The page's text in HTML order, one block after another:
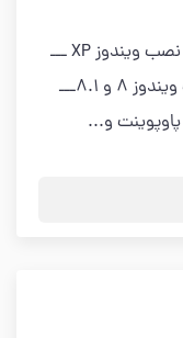
ـــ آموزش مقدماتی کامپیوتر ـــ آموزش نصب ویندوز XP ـــ
آموزش نصب ویندوز 7 ـــ آموزش نصب ویندوز 8 و 8.1ـــ